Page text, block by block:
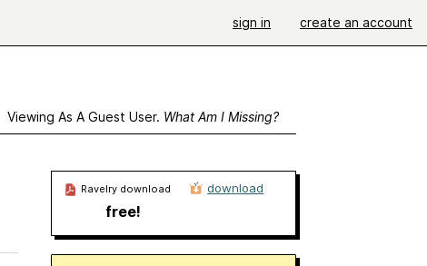
sign in create an account
Viewing As A Guest User. What Am I Missing?
Ravelry download
free!
download